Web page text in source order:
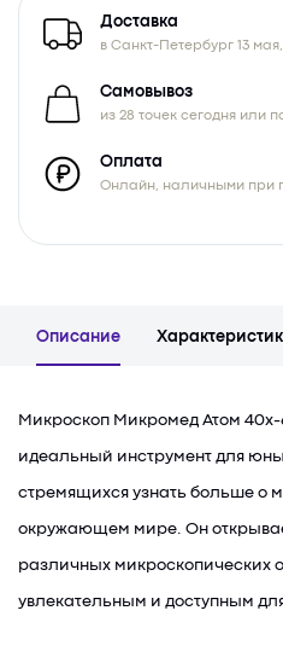
Доставка
в Санкт-Петербург 13
Самовывоз
из 28 точек сегодня или
Оплата
Онлайн, наличными при
Описание
Микроскоп Микромед Атом 40x-
идеальный инструмент для
стремящихся узнать больше о
окружающем мире. Он
различных микроскопических
увлекательным и доступным для